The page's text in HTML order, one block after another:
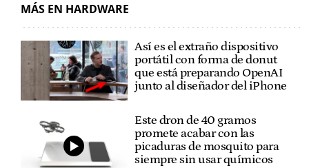
MÁS EN HARDWARE
Así es el extraño dispositivo
portátil con forma de donut
que está preparando OpenAI
junto al diseñador del iPhone
Este dron de 40 gramos
promete acabar con las
picaduras de mosquito para
siempre sin usar químicos